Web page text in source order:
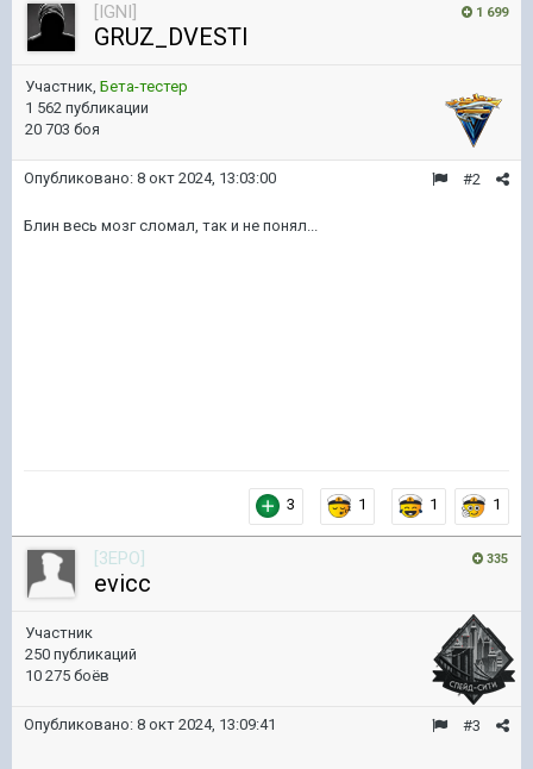
1 699
[IGNI]
GRUZ_DVESTI
Участник, Бета-тестер
1 562 публикации
20 703 боя
#2
Опубликовано: 8 окт 2024, 13:03:00
Блин весь мозг сломал, так и не понял...
3 1 1 1
335
[3EPO]
evicc
Участник
250 публикаций
10 275 боёв
#3
Опубликовано: 8 окт 2024, 13:09:41